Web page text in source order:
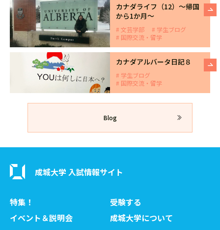
カナダライフ（12）～帰国
から1か月～
文芸学部
学生ブログ
国際交流・留学
カナダアルバータ日記８
学生ブログ
国際交流・留学
Blog
成城大学 入試情報サイト
特集！
受験する
イベント＆説明会
成城大学について